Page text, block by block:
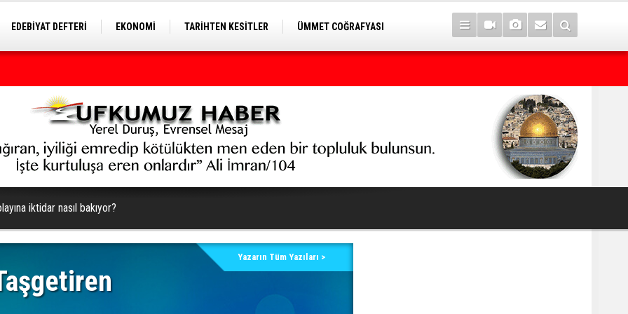
EDEBİYAT DEFTERİ EKONOMİ TARİHTEN KESİTLER
ÜMMET COĞRAFYASI
iktidar nasıl bakıyor?
Yazarın Tüm Yazıları >